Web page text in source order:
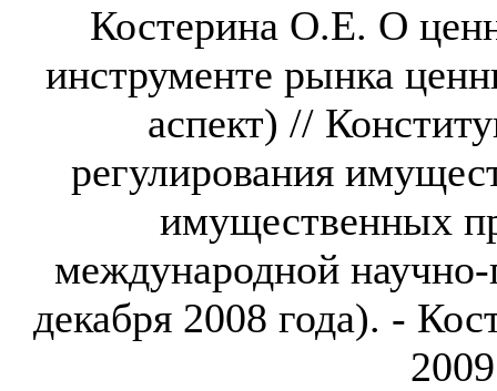
Костерина О.Е. О
инструменте рынка
аспект) //
регулирования
имущественных
международной
декабря 2008 года). -